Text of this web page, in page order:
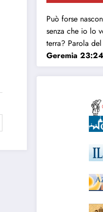
Può forse
senza che io lo
terra? Parola
Geremia 23:24